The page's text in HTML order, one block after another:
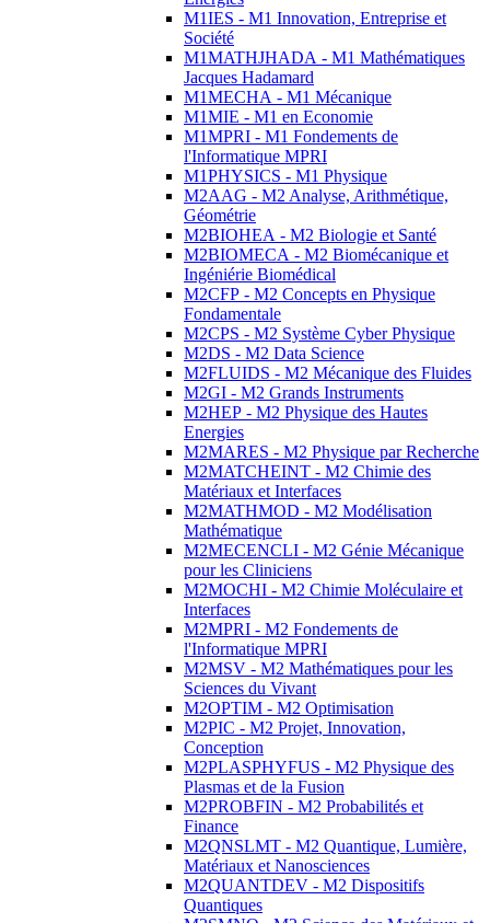
M1IES - M1 Innovation, Entreprise et
Société
M1MATHJHADA - M1 Mathématiques
Jacques Hadamard
M1MECHA - M1 Mécanique
M1MIE - M1 en Economie
M1MPRI - M1 Fondements de
l'Informatique MPRI
M1PHYSICS - M1 Physique
M2AAG - M2 Analyse, Arithmétique,
Géométrie
M2BIOHEA - M2 Biologie et Santé
M2BIOMECA - M2 Biomécanique et
Ingéniérie Biomédical
M2CFP - M2 Concepts en Physique
Fondamentale
M2CPS - M2 Système Cyber Physique
M2DS - M2 Data Science
M2FLUIDS - M2 Mécanique des Fluides
M2GI - M2 Grands Instruments
M2HEP - M2 Physique des Hautes
Energies
M2MARES - M2 Physique par Recherche
M2MATCHEINT - M2 Chimie des
Matériaux et Interfaces
M2MATHMOD - M2 Modélisation
Mathématique
M2MECENCLI - M2 Génie Mécanique
pour les Cliniciens
M2MOCHI - M2 Chimie Moléculaire et
Interfaces
M2MPRI - M2 Fondements de
l'Informatique MPRI
M2MSV - M2 Mathématiques pour les
Sciences du Vivant
M2OPTIM - M2 Optimisation
M2PIC - M2 Projet, Innovation,
Conception
M2PLASPHYFUS - M2 Physique des
Plasmas et de la Fusion
M2PROBFIN - M2 Probabilités et
Finance
M2QNSLMT - M2 Quantique, Lumière,
Matériaux et Nanosciences
M2QUANTDEV - M2 Dispositifs
Quantiques